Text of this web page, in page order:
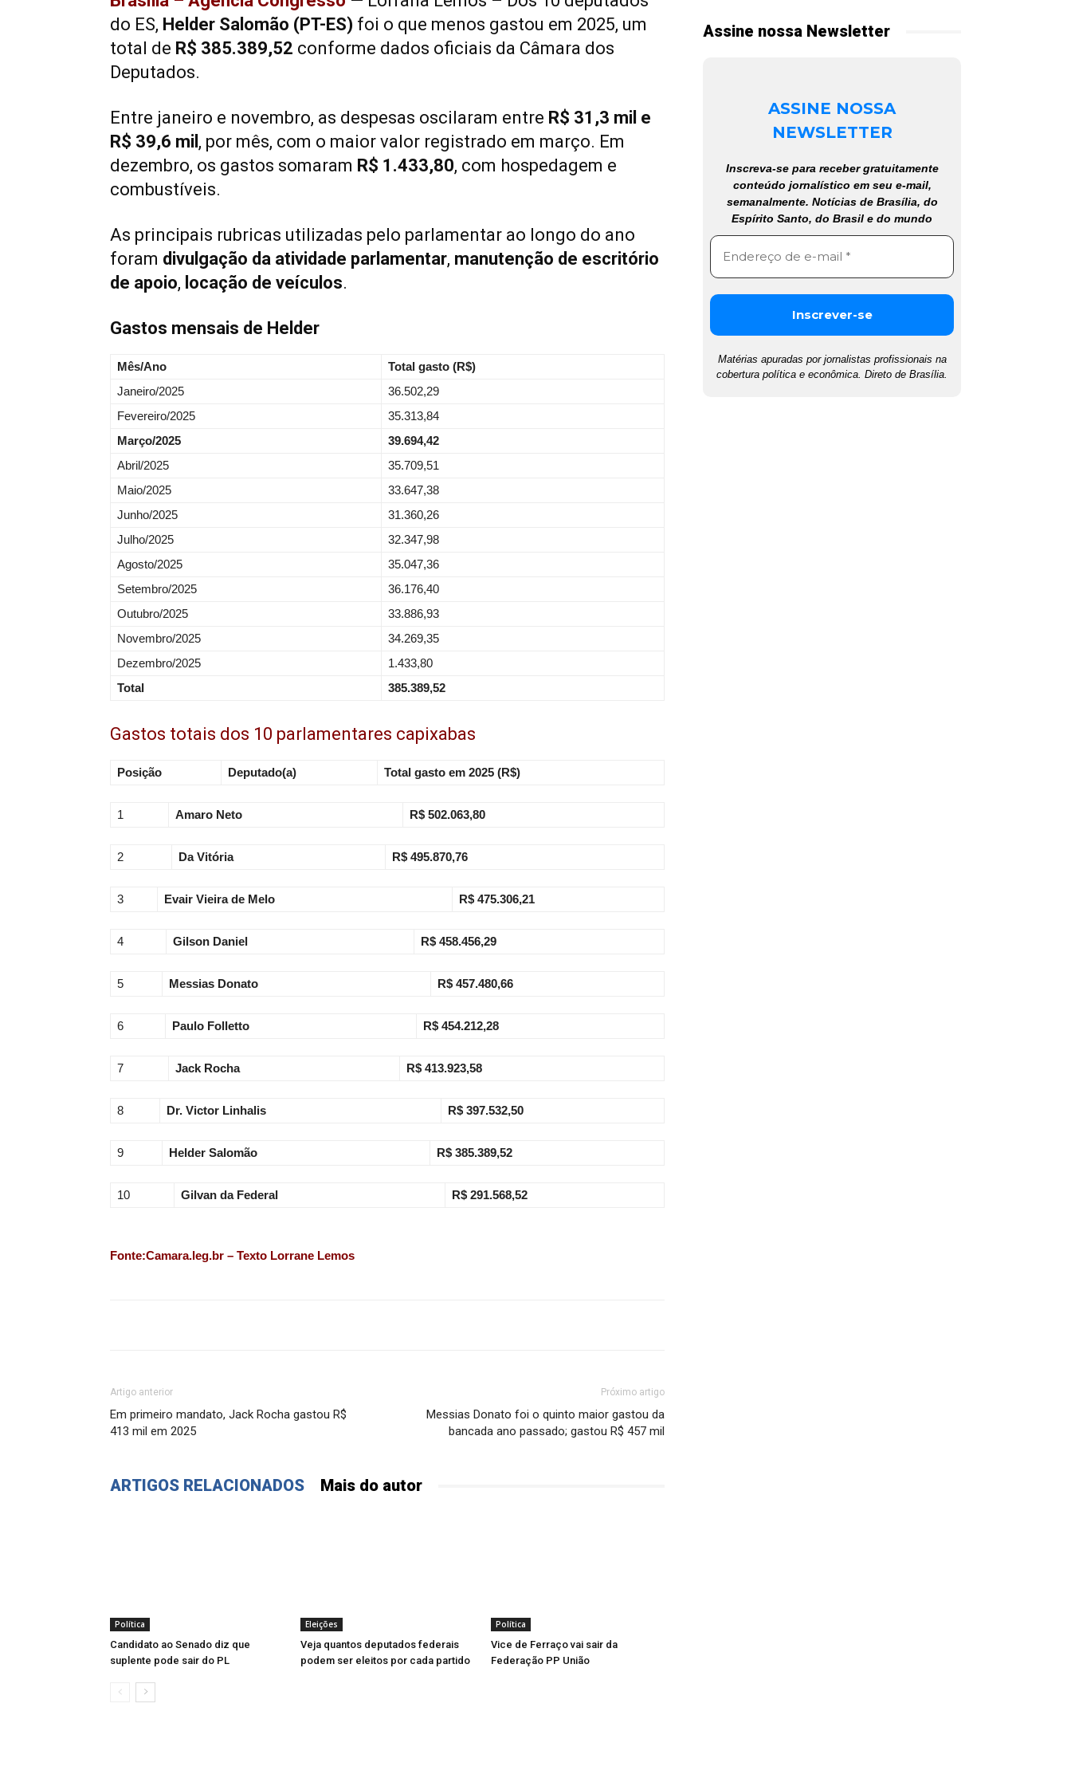
do ES, Helder Salomão (PT-ES) foi o que menos gastou em 2025, um
total de R$ 385.389,52 conforme dados oficiais da Câmara dos
Deputados.
Entre janeiro e novembro, as despesas oscilaram entre R$ 31,3 mil e
R$ 39,6 mil , por mês, com o maior valor registrado em março. Em
dezembro, os gastos somaram R$ 1.433,80, com hospedagem e
combustíveis.
As principais rubricas utilizadas pelo parlamentar ao longo do ano
foram divulgação da atividade parlamentar, manutenção de escritório
de apoio, locação de veículos.
Gastos mensais de Helder
Mês/Ano
Total gasto (R$)
Janeiro/2025
36.502,29
Fevereiro/2025
35.313,84
Março/2025
39.694,42
Abril/2025
35.709,51
Maio/2025
33.647,38
Junho/2025
31.360,26
Julho/2025
32.347,98
Agosto/2025
35.047,36
Setembro/2025
36.176,40
Outubro/2025
33.886,93
Novembro/2025
34.269,35
Dezembro/2025
1.433,80
Total
385.389,52
Gastos totais dos 10 parlamentares capixabas
Posição Deputado(a) Total gasto em 2025 (R$)
1 Amaro Neto R$ 502.063,80
2 Da Vitória R$ 495.870,76
3 Evair Vieira de Melo R$ 475.306,21
4 Gilson Daniel R$ 458.456,29
5 Messias Donato R$ 457.480,66
6 Paulo Folletto R$ 454.212,28
7 Jack Rocha R$ 413.923,58
8 Dr. Victor Linhalis R$ 397.532,50
9 Helder Salomão R$ 385.389,52
10 Gilvan da Federal R$ 291.568,52
Fonte:Camara.leg.br – Texto Lorrane Lemos
Artigo anterior
Em primeiro mandato, Jack Rocha gastou R$
413 mil em 2025
Próximo artigo
Messias Donato foi o quinto maior gastou da
bancada ano passado; gastou R$ 457 mil
ARTIGOS RELACIONADOS Mais do autor
Política
Candidato ao Senado diz que
suplente pode sair do PL
Eleições
Veja quantos deputados federais
podem ser eleitos por cada partido
Política
Vice de Ferraço vai sair da
Federação PP União
Assine nossa Newsletter
ASSINE NOSSA
NEWSLETTER
Inscreva-se para receber gratuitamente
conteúdo jornalístico em seu e-mail,
semanalmente. Notícias de Brasília, do
Espírito Santo, do Brasil e do mundo
Matérias apuradas por jornalistas profissionais na
cobertura política e econômica. Direto de Brasília.